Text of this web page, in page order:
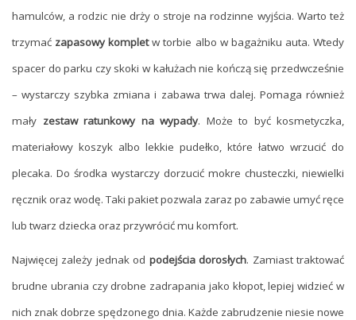
hamulców, a rodzic nie drży o stroje na rodzinne wyjścia. Warto też
trzymać zapasowy kompletw torbie albo w bagażniku auta. Wtedy
spacer do parku czy skoki w kałużach nie kończą się przedwcześnie
– wystarczy szybka zmiana i zabawa trwa dalej. Pomaga również
mały zestaw ratunkowy na wypady. Może to być kosmetyczka,
materiałowy koszyk albo lekkie pudełko, które łatwo wrzucić do
plecaka. Do środka wystarczy dorzucić mokre chusteczki, niewielki
ręcznik oraz wodę. Taki pakiet pozwala zaraz po zabawie umyć ręce
lub twarz dziecka oraz przywrócić mu komfort.
Najwięcej zależy jednak od podejścia dorosłych. Zamiast traktować
brudne ubrania czy drobne zadrapania jako kłopot, lepiej widzieć w
nich znak dobrze spędzonego dnia. Każde zabrudzenie niesie nowe